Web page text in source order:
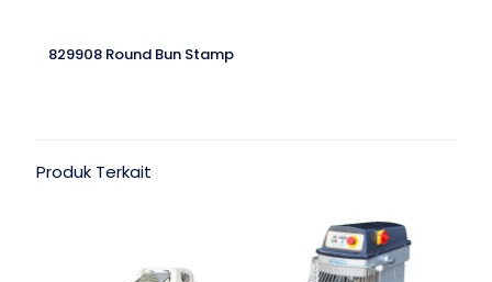
829908 Round Bun Stamp
Produk Terkait